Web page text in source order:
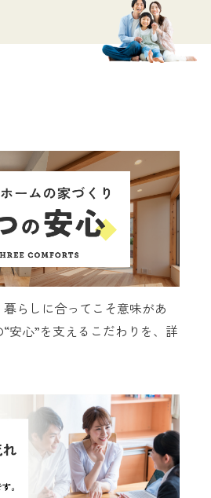
らしに合ってこそ意味があ
安心”を支えるこだわりを、詳